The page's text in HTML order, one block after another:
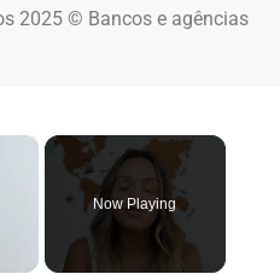
2025 © Bancos e agências
×
Now Playing